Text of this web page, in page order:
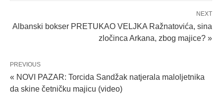
NEXT
Albanski bokser PRETUKAO VELJKA Ražnatovića, sina
zločinca Arkana, zbog majice? »
PREVIOUS
« NOVI PAZAR: Torcida Sandžak natjerala maloljetnika
da skine četničku majicu (video)